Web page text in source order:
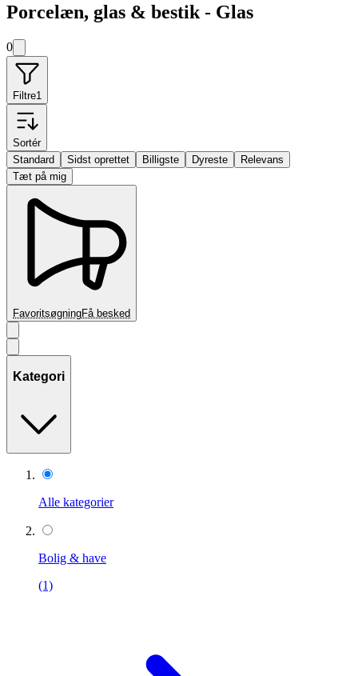
Porcelæn, glas & bestik - Glas
0
Filtre1
Sortér
Standard
Sidst oprettet Billigste Dyreste
Relevans
Tæt på mig
FavoritsøgningFå besked
Kategori
Alle kategorier
Bolig & have
(1)